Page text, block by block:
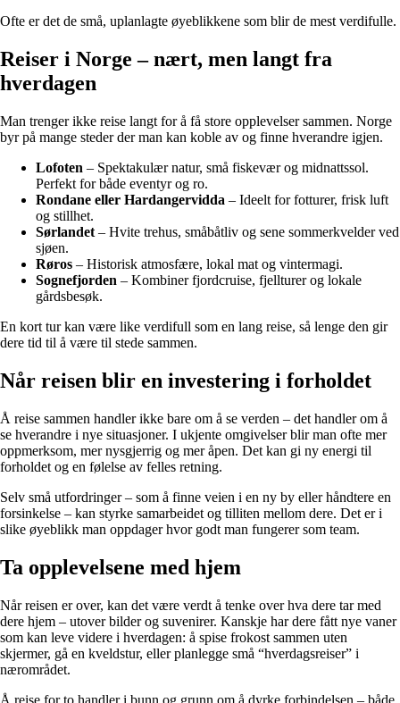
Ofte er det de små, uplanlagte øyeblikkene som blir de mest verdifulle.
Reiser i Norge – nært, men langt fra
hverdagen
Man trenger ikke reise langt for å få store opplevelser sammen. Norge
byr på mange steder der man kan koble av og finne hverandre igjen.
Lofoten – Spektakulær natur, små fiskevær og midnattssol.
Perfekt for både eventyr og ro.
Rondane eller Hardangervidda – Ideelt for fotturer, frisk luft
og stillhet.
Sørlandet – Hvite trehus, småbåtliv og sene sommerkvelder ved
sjøen.
Røros – Historisk atmosfære, lokal mat og vintermagi.
Sognefjorden – Kombiner fjordcruise, fjellturer og lokale
gårdsbesøk.
En kort tur kan være like verdifull som en lang reise, så lenge den gir
dere tid til å være til stede sammen.
Når reisen blir en investering i forholdet
Å reise sammen handler ikke bare om å se verden – det handler om å
se hverandre i nye situasjoner. I ukjente omgivelser blir man ofte mer
oppmerksom, mer nysgjerrig og mer åpen. Det kan gi ny energi til
forholdet og en følelse av felles retning.
Selv små utfordringer – som å finne veien i en ny by eller håndtere en
forsinkelse – kan styrke samarbeidet og tilliten mellom dere. Det er i
slike øyeblikk man oppdager hvor godt man fungerer som team.
Ta opplevelsene med hjem
Når reisen er over, kan det være verdt å tenke over hva dere tar med
dere hjem – utover bilder og suvenirer. Kanskje har dere fått nye vaner
som kan leve videre i hverdagen: å spise frokost sammen uten
skjermer, gå en kveldstur, eller planlegge små “hverdagsreiser” i
nærområdet.
Å reise for to handler i bunn og grunn om å dyrke forbindelsen – både